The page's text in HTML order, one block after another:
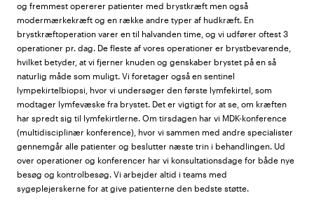
og fremmest opererer patienter med brystkræft men også
modermærkekræft og en række andre typer af hudkræft. En
brystkræftoperation varer en til halvanden time, og vi udfører oftest 3
operationer pr. dag. De fleste af vores operationer er brystbevarende,
hvilket betyder, at vi fjerner knuden og genskaber brystet på en så
naturlig måde som muligt. Vi foretager også en sentinel
lympekirtelbiopsi, hvor vi undersøger den første lymfekirtel, som
modtager lymfevæske fra brystet. Det er vigtigt for at se, om kræften
har spredt sig til lymfekirtlerne. Om tirsdagen har vi MDK-konference
(multidisciplinær konference), hvor vi sammen med andre specialister
gennemgår alle patienter og beslutter næste trin i behandlingen. Ud
over operationer og konferencer har vi konsultationsdage for både nye
besøg og kontrolbesøg. Vi arbejder altid i teams med
sygeplejerskerne for at give patienterne den bedste støtte.